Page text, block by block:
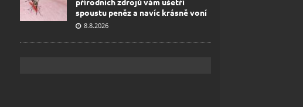
spoustu peněz a navíc krásně voní
8.8.2026